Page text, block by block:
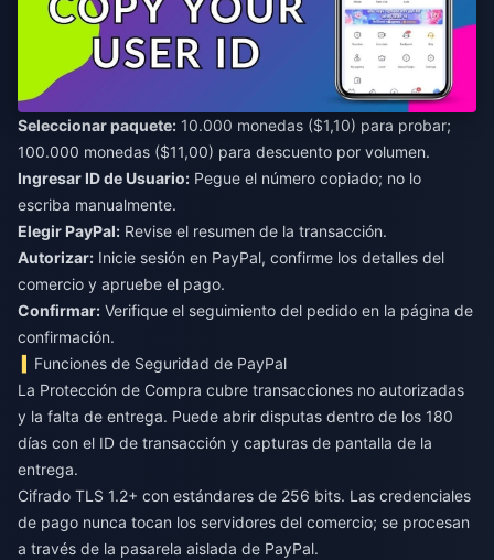
Seleccionar paquete: 10.000 monedas ($1,10) para probar;
100.000 monedas ($11,00) para descuento por volumen.
Ingresar ID de Usuario: Pegue el número copiado; no lo
escriba manualmente.
Elegir PayPal: Revise el resumen de la transacción.
Autorizar: Inicie sesión en PayPal, confirme los detalles del
comercio y apruebe el pago.
Confirmar: Verifique el seguimiento del pedido en la página de
confirmación.
Funciones de Seguridad de PayPal
La Protección de Compra cubre transacciones no autorizadas
y la falta de entrega. Puede abrir disputas dentro de los 180
días con el ID de transacción y capturas de pantalla de la
entrega.
Cifrado TLS 1.2+ con estándares de 256 bits. Las credenciales
de pago nunca tocan los servidores del comercio; se procesan
a través de la pasarela aislada de PayPal.